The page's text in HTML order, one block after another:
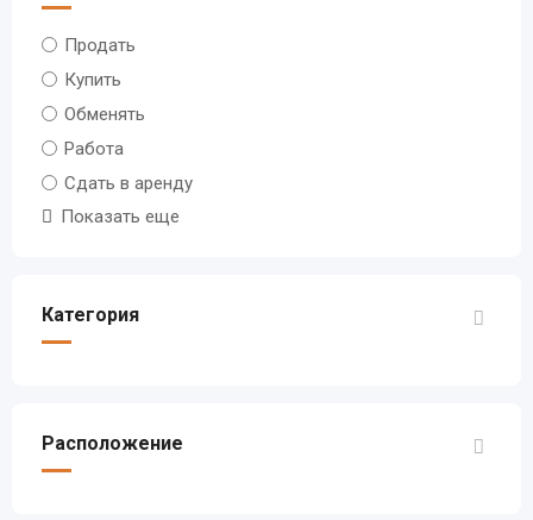
Продать
Купить
Обменять
Работа
Сдать в аренду
Показать еще
Категория
Расположение